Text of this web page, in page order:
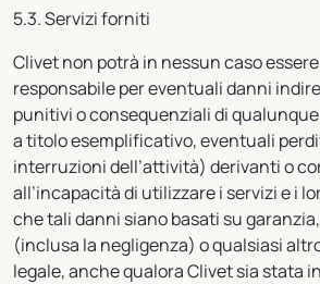
5.3. Servizi forniti
Clivet non potrà in nessun caso
responsabile per eventuali danni
punitivi o consequenziali di
a titolo esemplificativo, eventuali
interruzioni dell’attività) derivanti o
all’incapacità di utilizzare i servizi e i
che tali danni siano basati su
(inclusa la negligenza) o qualsiasi
legale, anche qualora Clivet sia stata